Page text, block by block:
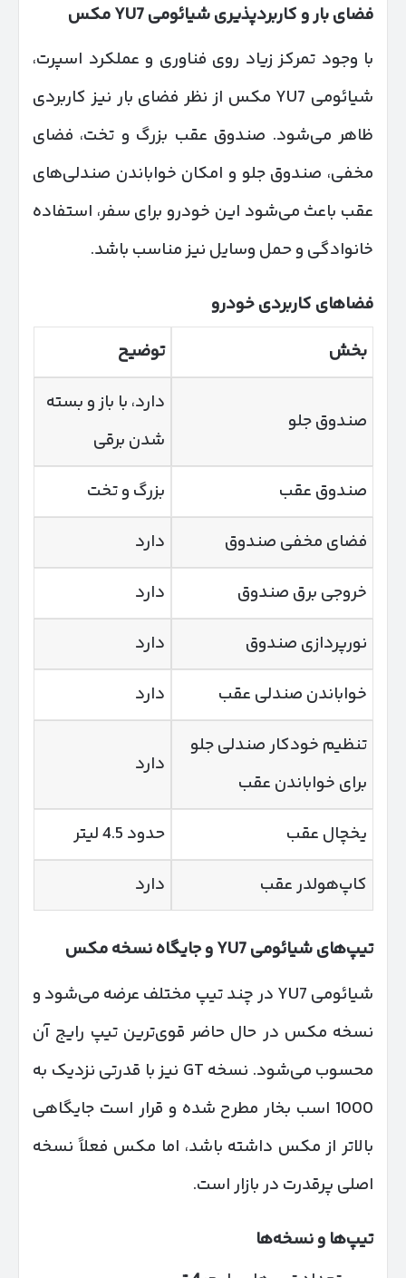
فضای بار و کاربردپذیری شیائومی YU7 مکس
با وجود تمرکز زیاد روی فناوری و عملکرد اسپرت،
شیائومی YU7 مکس از نظر فضای بار نیز کاربردی
ظاهر می‌شود. صندوق عقب بزرگ و تخت، فضای
مخفی، صندوق جلو و امکان خواباندن صندلی‌های
عقب باعث می‌شود این خودرو برای سفر، استفاده
خانوادگی و حمل وسایل نیز مناسب باشد.
فضاهای کاربردی خودرو
بخش
توضیح
صندوق جلو
دارد، با باز و بسته
شدن برقی
صندوق عقب
بزرگ و تخت
فضای مخفی صندوق
دارد
خروجی برق صندوق
دارد
نورپردازی صندوق
دارد
خواباندن صندلی عقب
دارد
تنظیم خودکار صندلی جلو
برای خواباندن عقب
دارد
یخچال عقب
حدود 4.5 لیتر
کاپ‌هولدر عقب
دارد
تیپ‌های شیائومی YU7 و جایگاه نسخه مکس
شیائومی YU7 در چند تیپ مختلف عرضه می‌شود و
نسخه مکس در حال حاضر قوی‌ترین تیپ رایج آن
محسوب می‌شود. نسخه GT نیز با قدرتی نزدیک به
1000 اسب بخار مطرح شده و قرار است جایگاهی
بالاتر از مکس داشته باشد، اما مکس فعلاً نسخه
اصلی پرقدرت در بازار است.
تیپ‌ها و نسخه‌ها